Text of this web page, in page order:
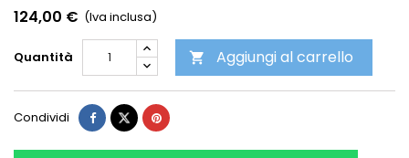
124,00 € (Iva inclusa)
Quantità  Aggiungi al carrello
Condividi